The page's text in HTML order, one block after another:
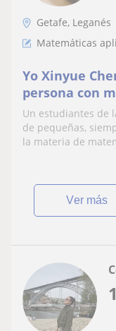
Getafe, Leganés
Matemáticas
Yo Xinyue
persona con
simpáticas
Un estudiantes de
de pequeñas,
la materia de
ver más